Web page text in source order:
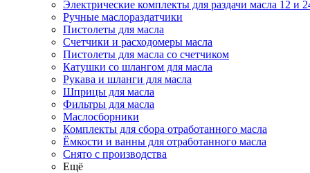
Электрические комплекты для раздачи масла 12 и
Ручные маслораздатчики
Пистолеты для масла
Счетчики и расходомеры масла
Пистолеты для масла со счетчиком
Катушки со шлангом для масла
Рукава и шланги для масла
Шприцы для масла
Фильтры для масла
Маслосборники
Комплекты для сбора отработанного масла
Ёмкости и ванны для отработанного масла
Снято с производства
Ещё